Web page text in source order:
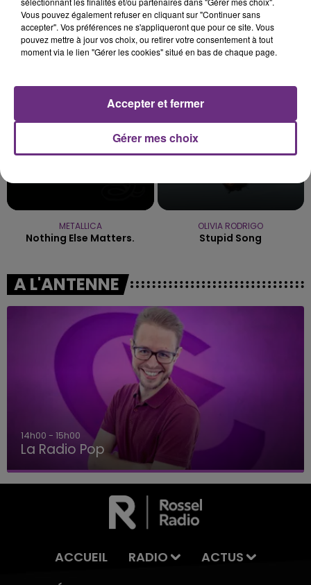
s'est avéré être plus précoce que prévu,
l'inspection du Travail en profite pour rappeler
les conditions de...
TITRES DIFFUSÉS
4h49
4h49
METALLICA
Nothing Else Matters.
4h45
4h45
OLIVIA RODRIGO
Stupid Song
A L'ANTENNE
14h00 - 15h00
La Radio Pop
ACCUEIL RADIO
ACTUS
Vous pouvez également refuser en cliquant sur "Continuer sans
accepter". Vos préférences ne s'appliqueront que pour ce site. Vous
pouvez mettre à jour vos choix, ou retirer votre consentement à tout
moment via le lien "Gérer les cookies" situé en bas de chaque page.
Gérer mes choix
Accepter et fermer